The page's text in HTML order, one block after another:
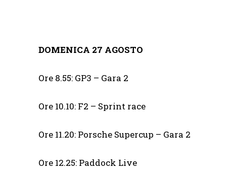
DOMENICA 27 AGOSTO
Ore 8.55: GP3 – Gara 2
Ore 10.10: F2 – Sprint race
Ore 11.20: Porsche Supercup – Gara 2
Ore 12.25: Paddock Live